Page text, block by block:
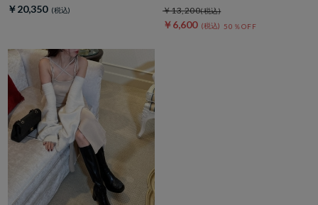
￥20,350
￥6,600 50％OFF
￥13,200